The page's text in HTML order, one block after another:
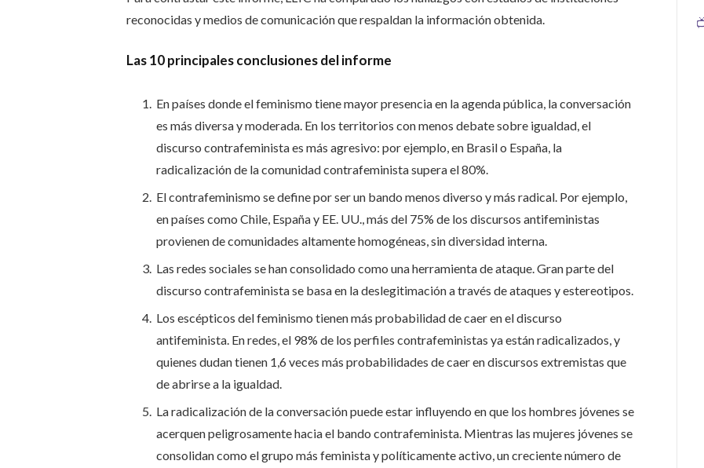
reconocidas y medios de comunicación que respaldan la información obtenida.
Las 10 principales conclusiones del informe
En países donde el feminismo tiene mayor presencia en la agenda pública, la conversación
es más diversa y moderada. En los territorios con menos debate sobre igualdad, el
discurso contrafeminista es más agresivo: por ejemplo, en Brasil o España, la
radicalización de la comunidad contrafeminista supera el 80%.
El contrafeminismo se define por ser un bando menos diverso y más radical. Por ejemplo,
en países como Chile, España y EE. UU., más del 75% de los discursos antifeministas
provienen de comunidades altamente homogéneas, sin diversidad interna.
Las redes sociales se han consolidado como una herramienta de ataque. Gran parte del
discurso contrafeminista se basa en la deslegitimación a través de ataques y estereotipos.
Los escépticos del feminismo tienen más probabilidad de caer en el discurso
antifeminista. En redes, el 98% de los perfiles contrafeministas ya están radicalizados, y
quienes dudan tienen 1,6 veces más probabilidades de caer en discursos extremistas que
de abrirse a la igualdad.
La radicalización de la conversación puede estar influyendo en que los hombres jóvenes se
acerquen peligrosamente hacia el bando contrafeminista. Mientras las mujeres jóvenes se
consolidan como el grupo más feminista y políticamente activo, un creciente número de